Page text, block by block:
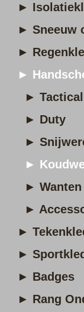
►
► Sneeuw
►
►
► Tactical
► Duty
►
►
► Wanten
►
►
►
► Badges
► Rang